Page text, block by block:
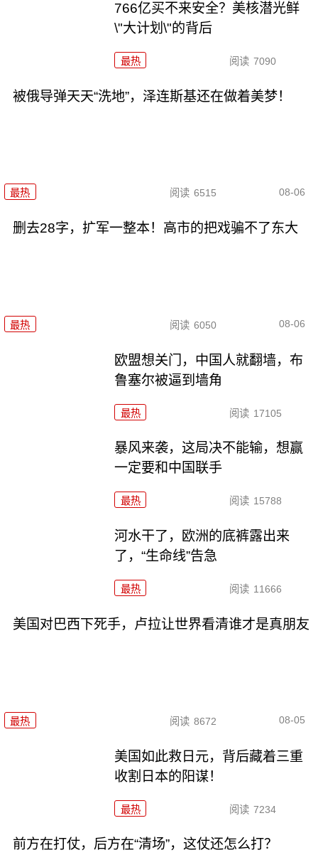
766亿买不来安全？美核潜光鲜
\"大计划\"的背后
最热 阅读 7090
被俄导弹天天“洗地”，泽连斯基还在做着美梦！
最热 阅读 6515 08-06
删去28字，扩军一整本！高市的把戏骗不了东大
最热 阅读 6050 08-06
欧盟想关门，中国人就翻墙，布
鲁塞尔被逼到墙角
最热 阅读 17105
暴风来袭，这局决不能输，想赢
一定要和中国联手
最热 阅读 15788
河水干了，欧洲的底裤露出来
了，“生命线”告急
最热 阅读 11666
美国对巴西下死手，卢拉让世界看清谁才是真朋友
最热 阅读 8672 08-05
美国如此救日元，背后藏着三重
收割日本的阳谋！
最热 阅读 7234
前方在打仗，后方在“清场”，这仗还怎么打？